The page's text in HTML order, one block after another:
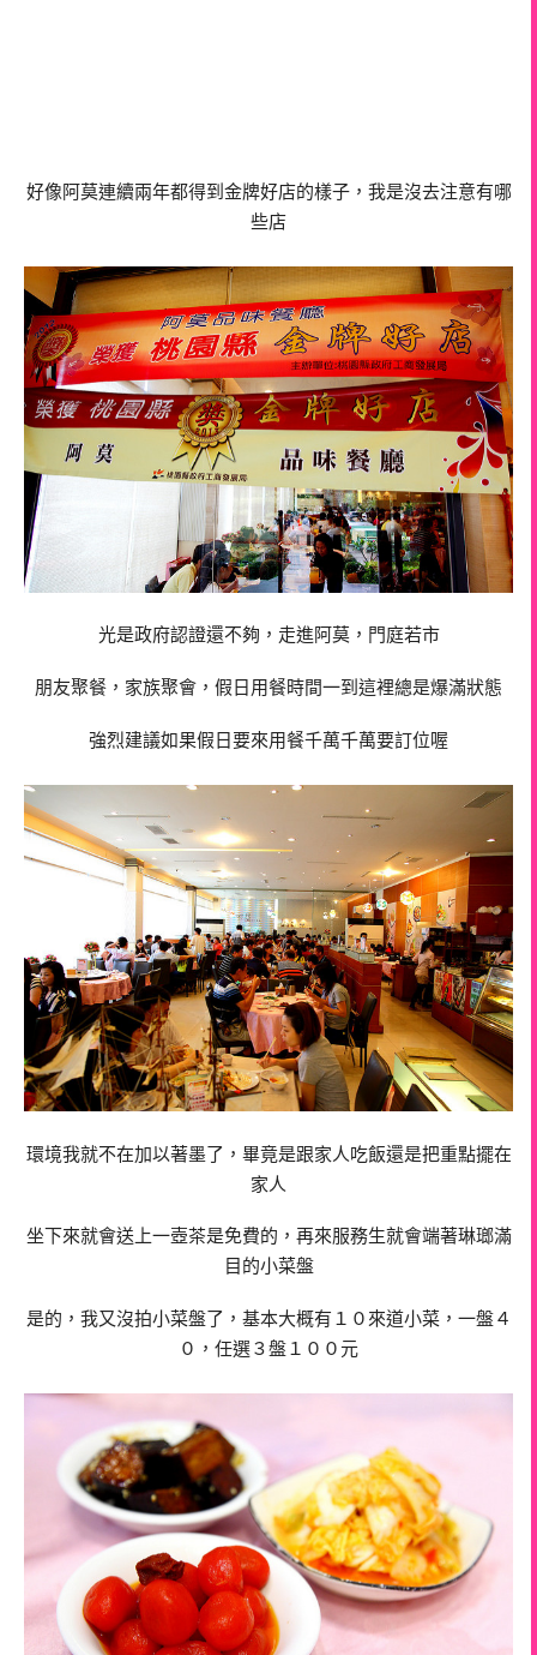
好像阿莫連續兩年都得到金牌好店的樣子，我是沒去注意有哪
些店
光是政府認證還不夠，走進阿莫，門庭若市
朋友聚餐，家族聚會，假日用餐時間一到這裡總是爆滿狀態
強烈建議如果假日要來用餐千萬千萬要訂位喔
環境我就不在加以著墨了，畢竟是跟家人吃飯還是把重點擺在
家人
坐下來就會送上一壺茶是免費的，再來服務生就會端著琳瑯滿
目的小菜盤
是的，我又沒拍小菜盤了，基本大概有１０來道小菜，一盤４
０，任選３盤１００元